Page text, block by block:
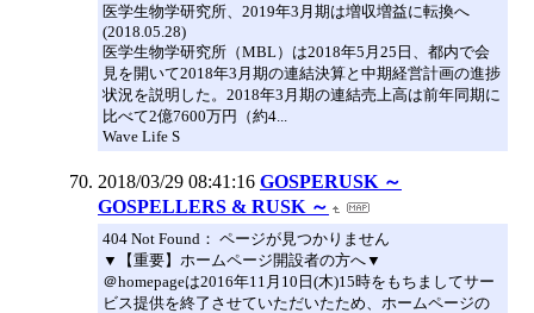
医学生物学研究所、2019年3月期は増収増益に転換へ
(2018.05.28)
医学生物学研究所（MBL）は2018年5月25日、都内で会
見を開いて2018年3月期の連結決算と中期経営計画の進捗
状況を説明した。2018年3月期の連結売上高は前年同期に
比べて2億7600万円（約4...
Wave Life S
2018/03/29 08:41:16 GOSPERUSK ～
GOSPELLERS & RUSK ～
404 Not Found： ページが見つかりません
▼【重要】ホームページ開設者の方へ▼
＠homepageは2016年11月10日(木)15時をもちましてサー
ビス提供を終了させていただいたため、ホームページの